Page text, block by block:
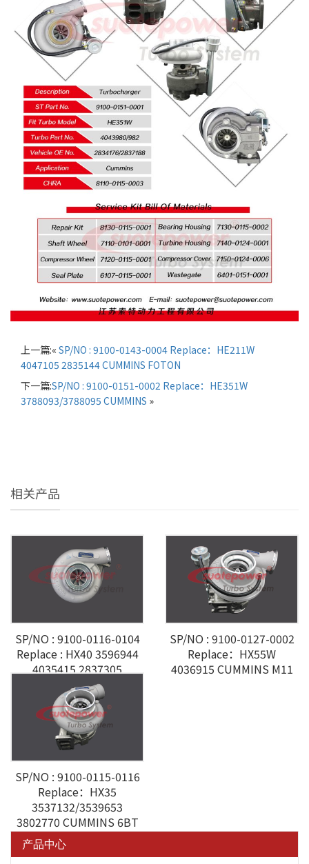
上一篇:« SP/NO : 9100-0143-0004 Replace：HE211W
4047105 2835144 CUMMINS FOTON
下一篇:SP/NO : 9100-0151-0002 Replace：HE351W
3788093/3788095 CUMMINS »
相关产品
SP/NO : 9100-0116-0104
Replace : HX40 3596944
4035415 2837305
4042992 4035464 ST
SP/NO : 9100-0127-0002
Replace：HX55W
4036915 CUMMINS M11
SP/NO : 9100-0115-0116
Replace：HX35
3537132/3539653
3802770 CUMMINS 6BT
产品中心